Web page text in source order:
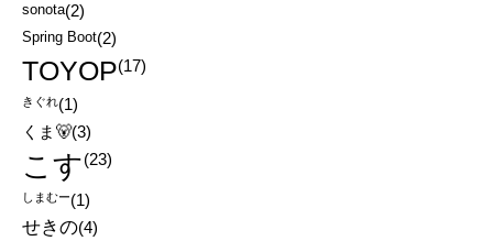
sonota(2)
Spring Boot(2)
TOYOP(17)
きぐれ(1)
くま🐻(3)
こす(23)
しまむー(1)
せきの(4)